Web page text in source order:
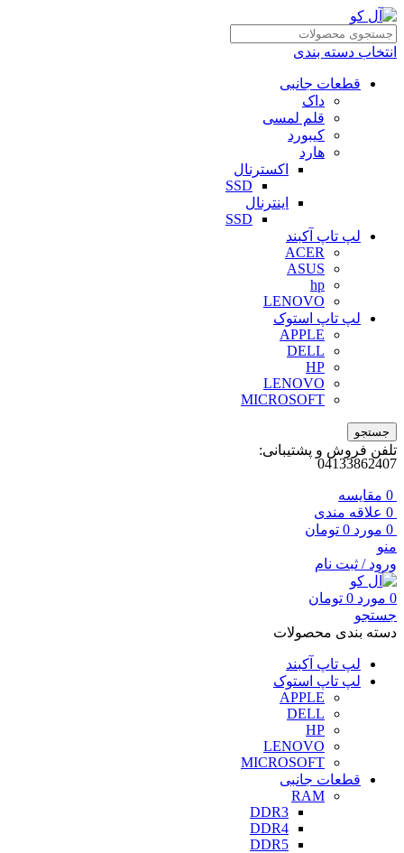
انتخاب دسته بندی
قطعات جانبی
داک
قلم لمسی
کیبورد
هارد
اکسترنال
SSD
اینترنال
SSD
لپ تاپ آکبند
ACER
ASUS
hp
LENOVO
لپ تاپ استوک
APPLE
DELL
HP
LENOVO
MICROSOFT
جستجو
تلفن فروش و پشتیبانی:
04133862407
0 مقايسه
0 علاقه مندی
0 مورد 0 تومان
منو
ورود / ثبت نام
0 مورد 0 تومان
جستجو
دسته بندی محصولات
لپ تاپ آکبند
لپ تاپ استوک
APPLE
DELL
HP
LENOVO
MICROSOFT
قطعات جانبی
RAM
DDR3
DDR4
DDR5